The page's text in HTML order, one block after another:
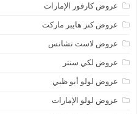
عروض كارفور الإمارات
عروض كنز هايبر ماركت
عروض لاست تشانس
عروض لكي سنتر
عروض لولو أبو ظبي
عروض لولو الإمارات